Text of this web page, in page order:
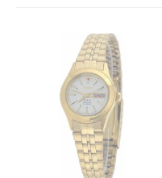
НЕТ В НАЛИЧИИ